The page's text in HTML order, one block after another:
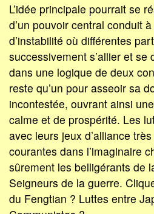
L’idée principale pourrait se
d’un pouvoir central conduit
d’instabilité où différentes
successivement s’allier et se
dans une logique de deux
reste qu’un pour asseoir sa
incontestée, ouvrant ainsi
calme et de prospérité. Les
avec leurs jeux d’alliance
courantes dans l’imaginaire
sûrement les belligérants de
Seigneurs de la guerre.
du Fengtian ? Luttes entre